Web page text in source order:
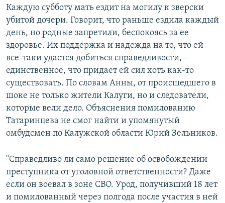
Каждую субботу мать ездит на могилу к зверски
убитой дочери. Говорит, что раньше ездила каждый
день, но родные запретили, беспокоясь за ее
здоровье. Их поддержка и надежда на то, что ей
все-таки удастся добиться справедливости, –
единственное, что придает ей сил хоть как-то
существовать. По словам Анны, от происшедшего в
шоке не только жители Калуги, но и следователи,
которые вели дело. Объяснения помилованию
Татаринцева не смог найти и упомянутый
омбудсмен по Калужской области Юрий Зельников.
"Справедливо ли само решение об освобождении
преступника от уголовной ответственности? Даже
если он воевал в зоне СВО. Урод, получивший 18 лет
и помилованный через полгода после участия в ней